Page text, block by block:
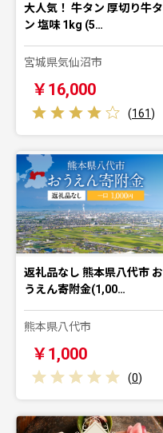
大人気！ 牛タン 厚切り牛タ
ン 塩味 1kg (5…
宮城県気仙沼市
￥16,000
(161)
返礼品なし 熊本県八代市 お
うえん寄附金(1,00…
熊本県八代市
￥1,000
(0)